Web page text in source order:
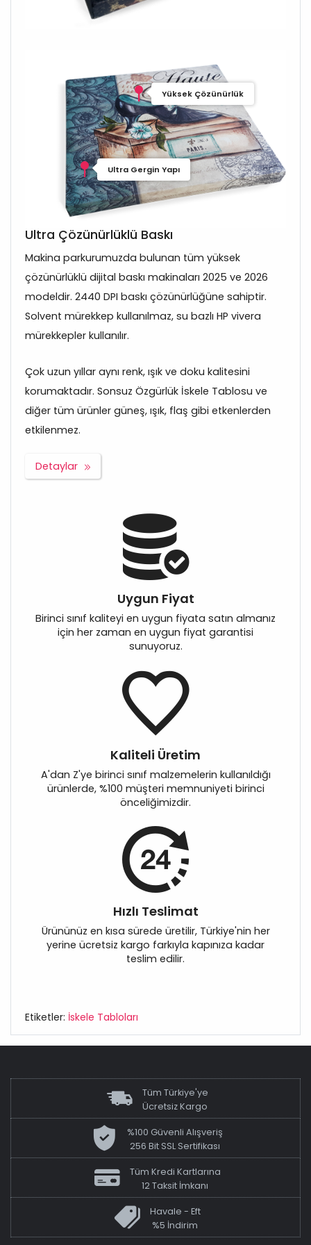
Yüksek Çözünürlük
Ultra Gergin Yapı
Ultra Çözünürlüklü Baskı
Makina parkurumuzda bulunan tüm yüksek
çözünürlüklü dijital baskı makinaları 2025 ve 2026
modeldir. 2440 DPI baskı çözünürlüğüne sahiptir.
Solvent mürekkep kullanılmaz, su bazlı HP vivera
mürekkepler kullanılır.
Çok uzun yıllar aynı renk, ışık ve doku kalitesini
korumaktadır. Sonsuz Özgürlük İskele Tablosu ve
diğer tüm ürünler güneş, ışık, flaş gibi etkenlerden
etkilenmez.
Detaylar
Uygun Fiyat
Birinci sınıf kaliteyi en uygun fiyata satın almanız
için her zaman en uygun fiyat garantisi
sunuyoruz.
Kaliteli Üretim
A'dan Z'ye birinci sınıf malzemelerin kullanıldığı
ürünlerde, %100 müşteri memnuniyeti birinci
önceliğimizdir.
Hızlı Teslimat
Ürününüz en kısa sürede üretilir, Türkiye'nin her
yerine ücretsiz kargo farkıyla kapınıza kadar
teslim edilir.
Etiketler: İskele Tabloları
Tüm Türkiye'ye
Ücretsiz Kargo
%100 Güvenli Alışveriş
256 Bit SSL Sertifikası
Tüm Kredi Kartlarına
12 Taksit İmkanı
Havale - Eft
%5 İndirim